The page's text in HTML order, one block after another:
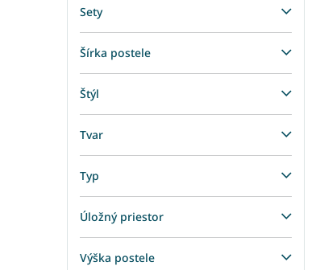
Sety
Šírka postele
Štýl
Tvar
Typ
Úložný priestor
Výška postele